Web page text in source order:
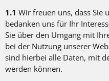
1.1 Wir freuen uns, dass Sie
bedanken uns für Ihr
Sie über den Umgang mit
bei der Nutzung unserer
sind hierbei alle Daten, mit
werden können.